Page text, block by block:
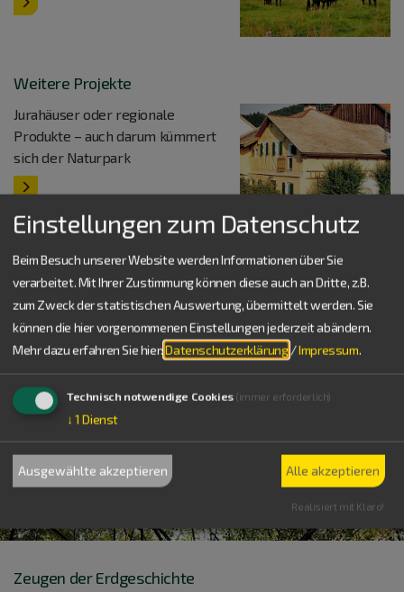
Weitere Projekte
Jurahäuser oder regionale
Produkte – auch darum kümmert
sich der Naturpark
Natur& Landschaft
Von der Wacholderheide bis zum Buchenmischwald: Der Naturpark
Altmühltal ist von faszinierenden Landschaften geprägt. Eine
Vielzahl von teils seltenen Pflanzen und Tieren findet hier einen
Lebensraum.
Zeugen der Erdgeschichte
Einstellungen zum Datenschutz
Beim Besuch unserer Website werden Informationen über Sie
verarbeitet. Mit Ihrer Zustimmung können diese auch an Dritte, z.B.
zum Zweck der statistischen Auswertung, übermittelt werden. Sie
können die hier vorgenommenen Einstellungen jederzeit abändern.
Mehr dazu erfahren Sie hier:Datenschutzerklärung /Impressum.
Technisch notwendige Cookies (immer erforderlich)
↓ 1 Dienst
Ausgewählte akzeptieren Alle akzeptieren
Realisiert mit Klaro!